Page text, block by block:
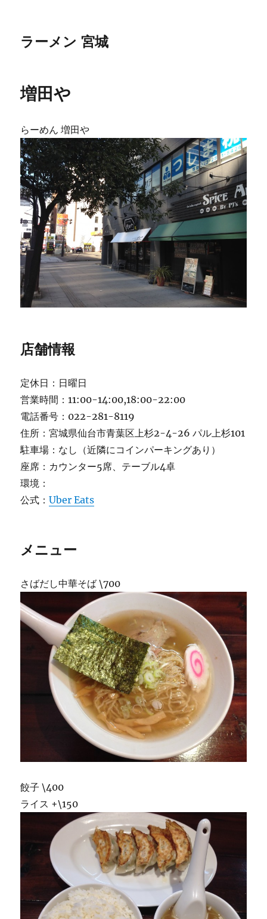
ラーメン 宮城
増田や
らーめん 増田や
店舗情報
定休日：日曜日
営業時間：11:00-14:00,18:00-22:00
電話番号：022-281-8119
住所：宮城県仙台市青葉区上杉2-4-26 パル上杉101
駐車場：なし（近隣にコインパーキングあり）
座席：カウンター5席、テーブル4卓
環境：
公式：Uber Eats
メニュー
さばだし中華そば \700
餃子 \400
ライス +\150